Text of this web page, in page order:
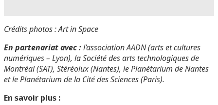
Crédits photos : Art in Space
En partenariat avec :l’association AADN (arts et cultures
numériques – Lyon), la Société des arts technologiques de
Montréal (SAT), Stéréolux (Nantes), le Planétarium de Nantes
et le Planétarium de la Cité des Sciences (Paris).
En savoir plus :